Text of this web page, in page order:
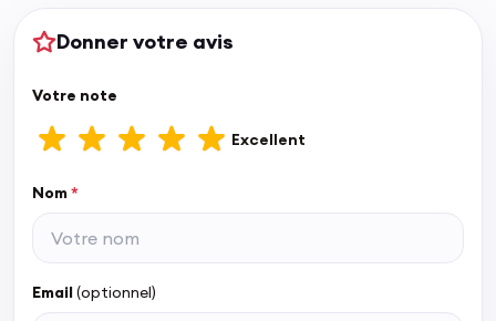
Donner votre avis
Votre note
Excellent
Nom*
Email(optionnel)